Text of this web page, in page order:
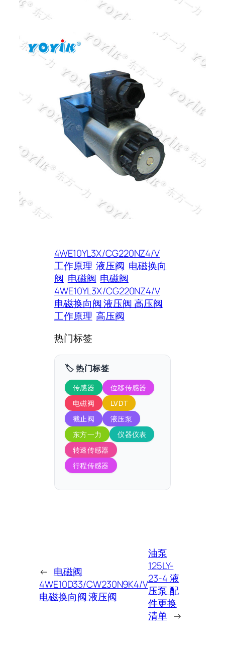
4WE10YL3X/CG220NZ4/V
工作原理 液压阀 电磁换向
阀 电磁阀 电磁阀
4WE10YL3X/CG220NZ4/V
电磁换向阀 液压阀 高压阀
工作原理 高压阀
热门标签
🏷️ 热门标签
传感器
位移传感器
电磁阀
LVDT
截止阀
液压泵
东方一力
仪器仪表
转速传感器
行程传感器
← 电磁阀
4WE10D33/CW230N9K4/V
电磁换向阀 液压阀
油泵
125LY-
23-4 液
压泵 配
件更换
清单 →